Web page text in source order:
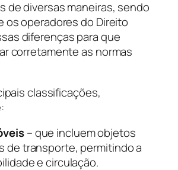
de diversas maneiras, sendo
os operadores do Direito
diferenças para que
corretamente as normas
classificações,
– que incluem objetos
de transporte, permitindo a
e circulação.